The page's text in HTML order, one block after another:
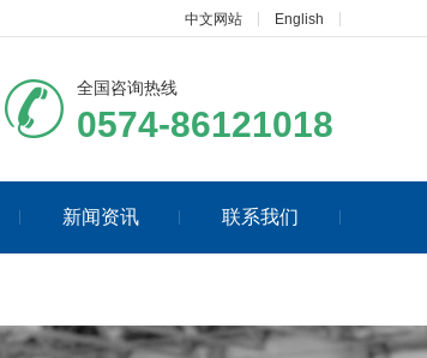
中文网站 English
全国咨询热线
0574-86121018
新闻资讯 联系我们